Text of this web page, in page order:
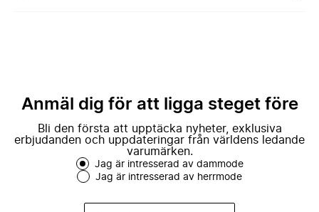
Anmäl dig för att ligga steget före
Bli den första att upptäcka nyheter, exklusiva
erbjudanden och uppdateringar från världens ledande
varumärken.
Jag är intresserad av dammode
Jag är intresserad av herrmode